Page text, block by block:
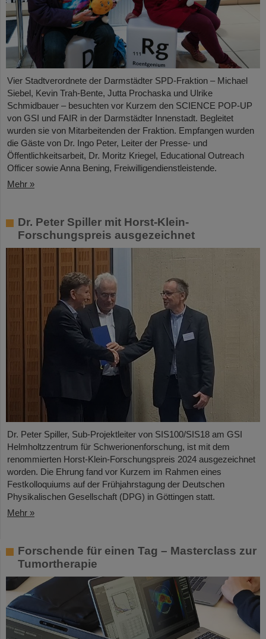
Vier Stadtverordnete der Darmstädter SPD-Fraktion – Michael
Siebel, Kevin Trah-Bente, Jutta Prochaska und Ulrike
Schmidbauer – besuchten vor Kurzem den SCIENCE POP-UP
von GSI und FAIR in der Darmstädter Innenstadt. Begleitet
wurden sie von Mitarbeitenden der Fraktion. Empfangen wurden
die Gäste von Dr. Ingo Peter, Leiter der Presse- und
Öffentlichkeitsarbeit, Dr. Moritz Kriegel, Educational Outreach
Officer sowie Anna Bening, Freiwilligendienstleistende.
Mehr »
Dr. Peter Spiller mit Horst-Klein-
Forschungspreis ausgezeichnet
Dr. Peter Spiller, Sub-Projektleiter von SIS100/SIS18 am GSI
Helmholtzzentrum für Schwerionenforschung, ist mit dem
renommierten Horst-Klein-Forschungspreis 2024 ausgezeichnet
worden. Die Ehrung fand vor Kurzem im Rahmen eines
Festkolloquiums auf der Frühjahrstagung der Deutschen
Physikalischen Gesellschaft (DPG) in Göttingen statt.
Mehr »
Forschende für einen Tag – Masterclass zur
Tumortherapie